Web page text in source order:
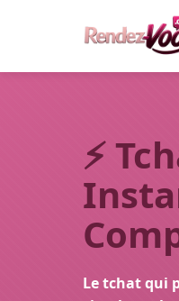
⚡
Le tchat qui